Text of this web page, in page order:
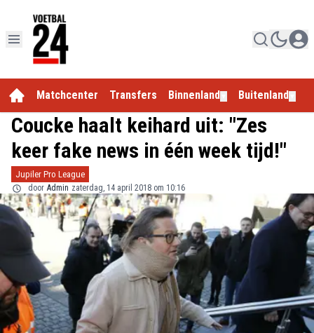
Matchcenter Transfers Binnenland Buitenland
Coucke haalt keihard uit: "Zes
keer fake news in één week tijd!"
Jupiler Pro League
door Admin zaterdag, 14 april 2018 om 10:16